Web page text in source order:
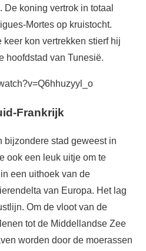
De koning vertrok in totaal
Mortes op kruistocht.
kon vertrekken stierf hij
hoofdstad van Tunesië.
Frankrijk
bijzondere stad geweest in
ook een leuk uitje om te
een uithoek van de
van Europa. Het lag
Om de vloot van de
tot de Middellandse Zee
worden door de moerassen